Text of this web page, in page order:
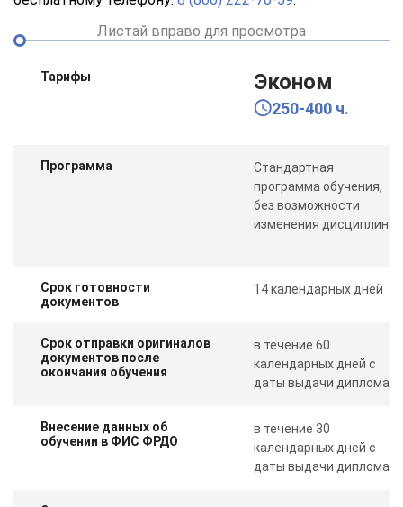
Листай вправо для просмотра
Тарифы Эконом
250-400 ч.
Программа
Стандартная
программа обучения,
без возможности
изменения дисциплин
Срок готовности
документов
14 календарных дней
Срок отправки оригиналов
документов после
окончания обучения
в течение 60
календарных дней с
даты выдачи диплома
Внесение данных об
обучении в ФИС ФРДО
в течение 30
календарных дней с
даты выдачи диплома